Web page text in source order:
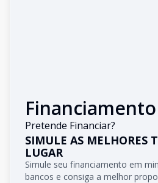
Pretende Financiar?
SIMULE AS MELHORES
LUGAR
Simule seu financiamento em
bancos e consiga a melhor